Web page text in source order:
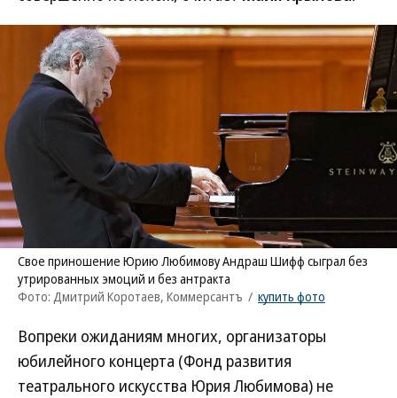
Свое приношение Юрию Любимову Андраш Шифф сыграл без
утрированных эмоций и без антракта
Фото: Дмитрий Коротаев, Коммерсантъ / купить фото
Вопреки ожиданиям многих, организаторы
юбилейного концерта (Фонд развития
театрального искусства Юрия Любимова) не